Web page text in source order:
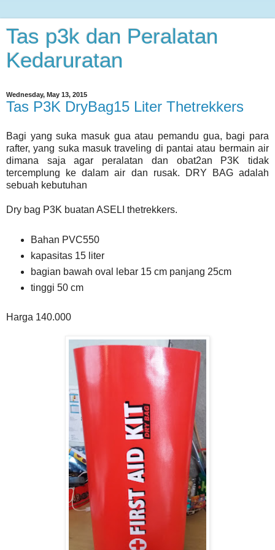
Tas p3k dan Peralatan
Kedaruratan
Wednesday, May 13, 2015
Tas P3K DryBag15 Liter Thetrekkers
Bagi yang suka masuk gua atau pemandu gua, bagi para
rafter, yang suka masuk traveling di pantai atau bermain air
dimana saja agar peralatan dan obat2an P3K tidak
tercemplung ke dalam air dan rusak. DRY BAG adalah
sebuah kebutuhan
Dry bag P3K buatan ASELI thetrekkers.
Bahan PVC550
kapasitas 15 liter
bagian bawah oval lebar 15 cm panjang 25cm
tinggi 50 cm
Harga 140.000